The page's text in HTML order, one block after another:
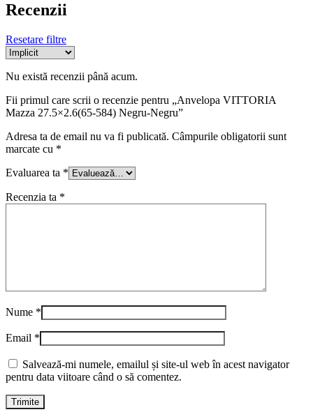
Recenzii
Resetare filtre
Nu există recenzii până acum.
Fii primul care scrii o recenzie pentru „Anvelopa VITTORIA
Mazza 27.5×2.6(65-584) Negru-Negru”
Adresa ta de email nu va fi publicată. Câmpurile obligatorii sunt
marcate cu *
Evaluarea ta *
Recenzia ta *
Nume *
Email *
Salvează-mi numele, emailul și site-ul web în acest navigator
pentru data viitoare când o să comentez.